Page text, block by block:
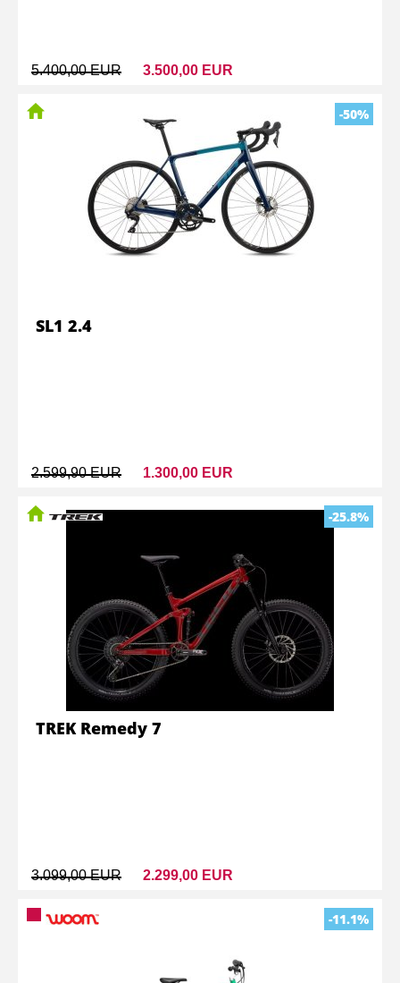
5.400,00 EUR 3.500,00 EUR
-50%
2.599,90 EUR 1.300,00 EUR
SL1 2.4
-25.8%
3.099,00 EUR 2.299,00 EUR
TREK Remedy 7
-11.1%